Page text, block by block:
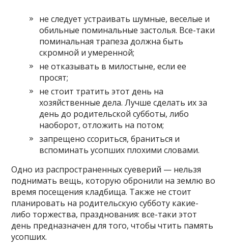
не следует устраивать шумные, веселые и
обильные поминальные застолья. Все-таки
поминальная трапеза должна быть
скромной и умеренной;
не отказывать в милостыне, если ее
просят;
не стоит тратить этот день на
хозяйственные дела. Лучше сделать их за
день до родительской субботы, либо
наоборот, отложить на потом;
запрещено ссориться, браниться и
вспоминать усопших плохими словами.
Одно из распространенных суеверий — нельзя
поднимать вещь, которую обронили на землю во
время посещения кладбища. Также не стоит
планировать на родительскую субботу какие-
либо торжества, празднования: все-таки этот
день предназначен для того, чтобы чтить память
усопших.